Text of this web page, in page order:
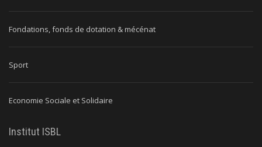
Fondations, fonds de dotation & mécénat
Sport
Economie Sociale et Solidaire
Institut ISBL